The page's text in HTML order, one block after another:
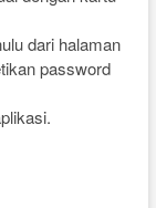
dari halaman
password